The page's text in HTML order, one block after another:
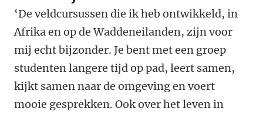
‘De veldcursussen die ik heb ontwikkeld, in
Afrika en op de Waddeneilanden, zijn voor
mij echt bijzonder. Je bent met een groep
studenten langere tijd op pad, leert samen,
kijkt samen naar de omgeving en voert
mooie gesprekken. Ook over het leven in